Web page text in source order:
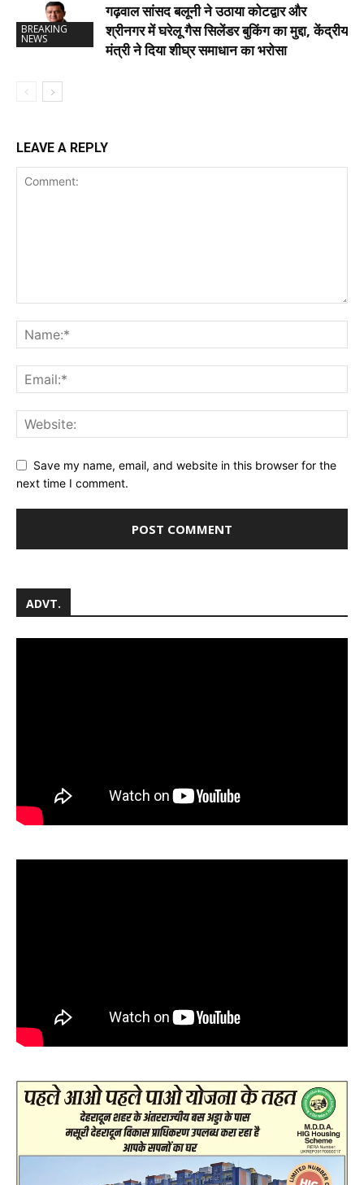
BREAKING
NEWS
गढ़वाल सांसद बलूनी ने उठाया कोटद्वार और
श्रीनगर में घरेलू गैस सिलेंडर बुकिंग का मुद्दा, केंद्रीय
मंत्री ने दिया शीघ्र समाधान का भरोसा
LEAVE A REPLY
Save my name, email, and website in this browser for the
next time I comment.
ADVT.